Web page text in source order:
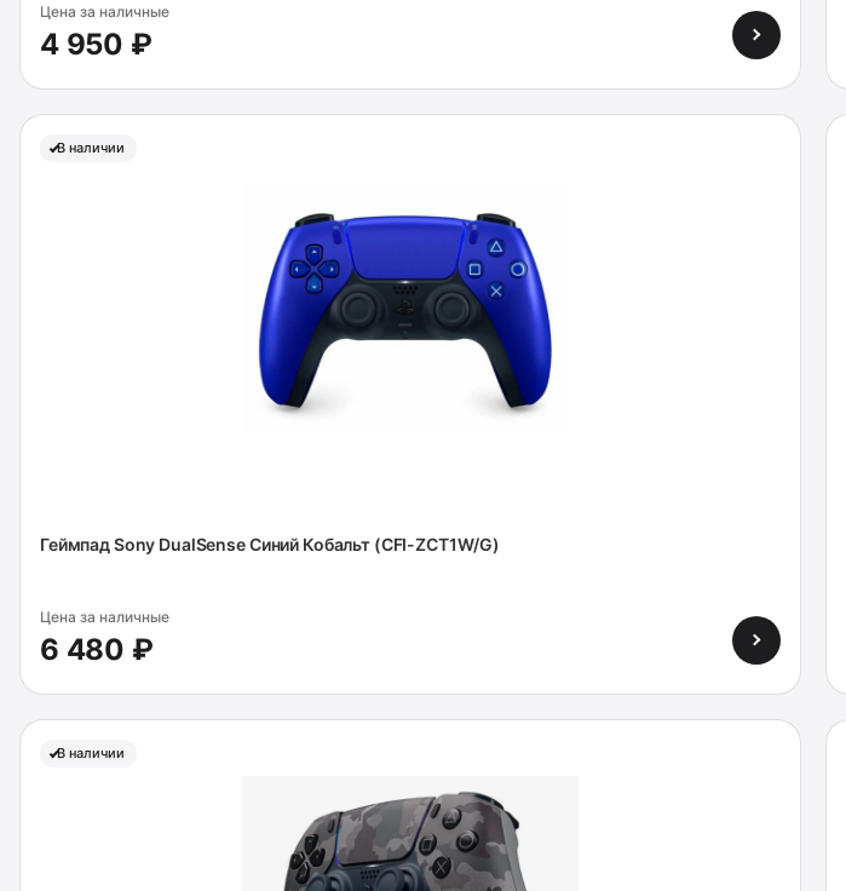
Цена за наличные
4 950 ₽
В наличии
Геймпад Sony DualSense Синий Кобальт (CFI-ZCT1W/G)
Цена за наличные
6 480 ₽
В наличии